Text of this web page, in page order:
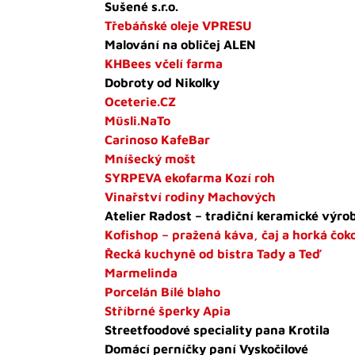
Sušené s.r.o.
Třebáňské oleje VPRESU
Malování na obličej ALEN
KHBees včelí farma
Dobroty od Nikolky
Oceterie.CZ
Müsli.NaTo
Carinoso KafeBar
Mníšecký mošt
SYRPEVA ekofarma Kozí roh
Vinařství rodiny Machových
Atelier Radost – tradiční keramické
Kofishop – pražená káva, čaj a horká
Řecká kuchyně od bistra Tady a Teď
Marmelinda
Porcelán Bílé blaho
Stříbrné šperky Apia
Streetfoodové speciality pana Krotila
Domácí perníčky paní Vyskočilové